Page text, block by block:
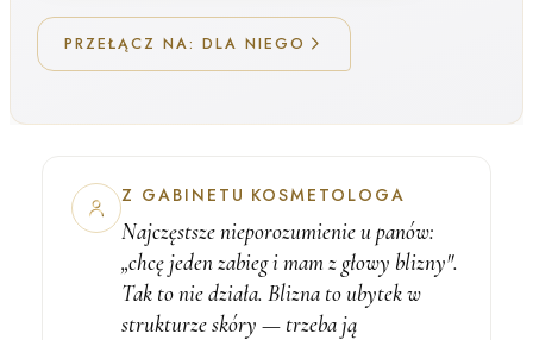
PRZEŁĄCZ NA: DLA NIEGO
Z GABINETU KOSMETOLOGA
Najczęstsze nieporozumienie u panów:
„chcę jeden zabieg i mam z głowy blizny".
Tak to nie działa. Blizna to ubytek w
strukturze skóry — trzeba ją